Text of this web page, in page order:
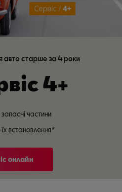
авто старше за 4 роки
4+
запасні частини
встановлення*
онлайн